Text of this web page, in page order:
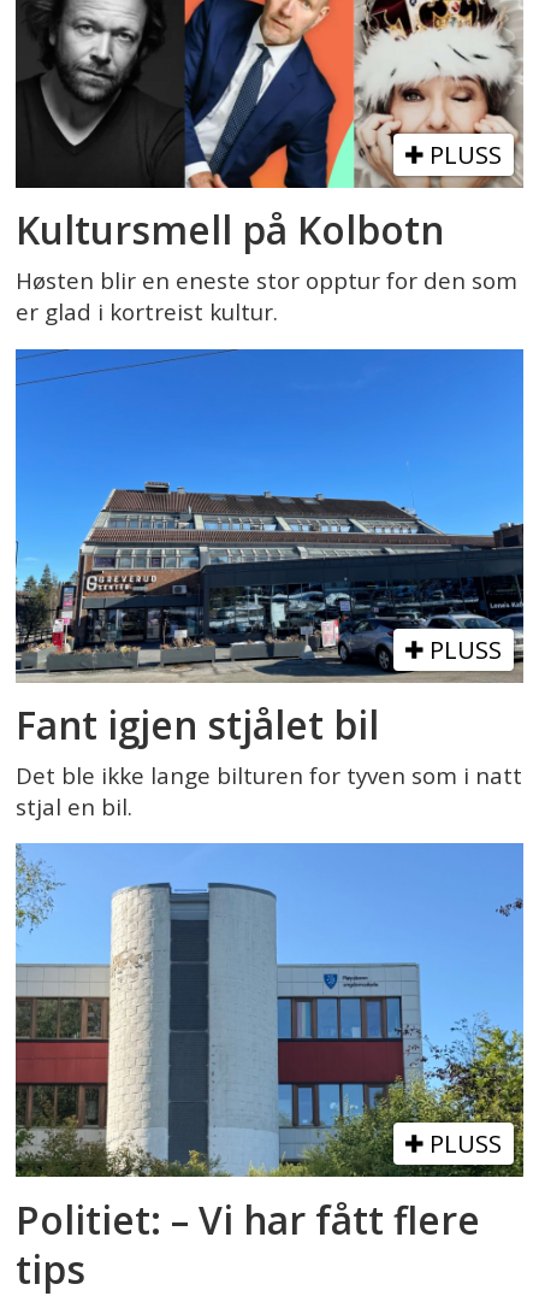
PLUSS
Kultursmell på Kolbotn
Høsten blir en eneste stor opptur for den som
er glad i kortreist kultur.
PLUSS
Fant igjen stjålet bil
Det ble ikke lange bilturen for tyven som i natt
stjal en bil.
PLUSS
Politiet: – Vi har fått flere
tips